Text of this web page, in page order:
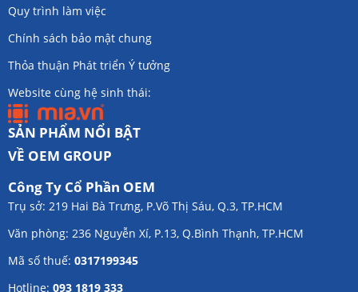
Quy trình làm việc
Chính sách bảo mật chung
Thỏa thuận Phát triển Ý tưởng
Website cùng hệ sinh thái:
SẢN PHẨM NỔI BẬT
VỀ OEM GROUP
Công Ty Cổ Phần OEM
Trụ sở: 219 Hai Bà Trưng, P.Võ Thị Sáu, Q.3, TP.HCM
Văn phòng: 236 Nguyễn Xí, P.13, Q.Bình Thạnh, TP.HCM
Mã số thuế: 0317199345
Hotline: 093 1819 333